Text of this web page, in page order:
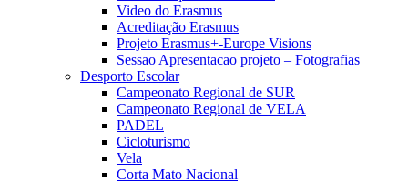
Video do Erasmus
Acreditação Erasmus
Projeto Erasmus+-Europe Visions
Sessao Apresentacao projeto – Fotografias
Desporto Escolar
Campeonato Regional de SUR
Campeonato Regional de VELA
PADEL
Cicloturismo
Vela
Corta Mato Nacional